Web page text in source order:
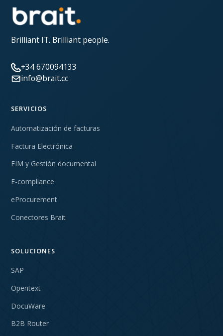
Brilliant IT. Brilliant people.
+34 670094133
info@brait.cc
SERVICIOS
Automatización de facturas
Factura Electrónica
EIM y Gestión documental
E-compliance
eProcurement
Conectores Brait
SOLUCIONES
SAP
Opentext
DocuWare
B2B Router